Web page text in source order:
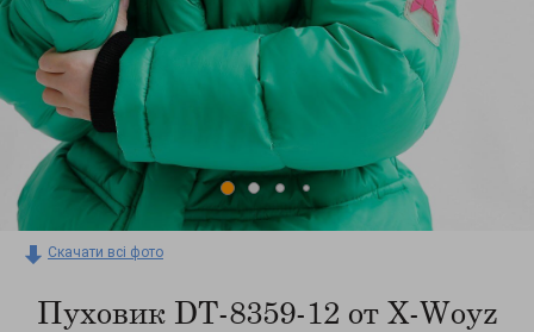
Скачати всі фото
Пуховик DT-8359-12 от X-Woyz